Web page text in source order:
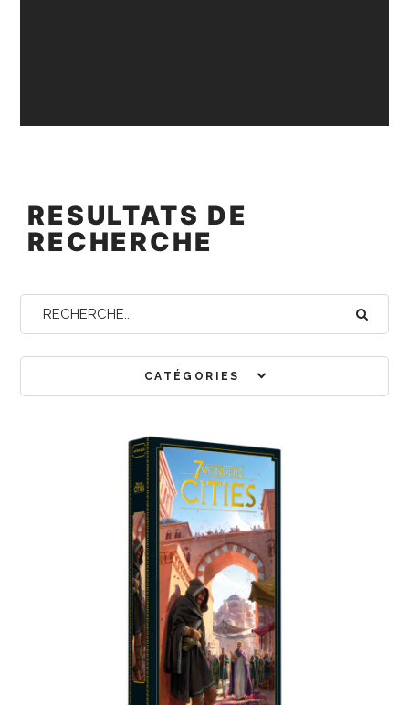
RESULTATS DE
RECHERCHE
CATÉGORIES